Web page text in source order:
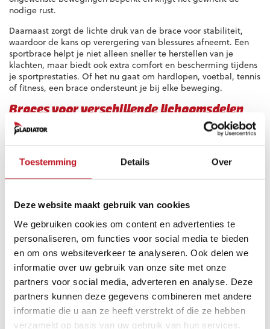
Toestemming Details Over
Deze website maakt gebruik van cookies
We gebruiken cookies om content en advertenties te
personaliseren, om functies voor social media te bieden
en om ons websiteverkeer te analyseren. Ook delen we
informatie over uw gebruik van onze site met onze
partners voor social media, adverteren en analyse. Deze
partners kunnen deze gegevens combineren met andere
informatie die u aan ze heeft verstrekt of die ze hebben
verzameld op basis van uw gebruik van hun services.
nodige rust.
Daarnaast zorgt de lichte druk van de brace voor stabiliteit,
waardoor de kans op verergering van blessures afneemt. Een
sportbrace helpt je niet alleen sneller te herstellen van je
klachten, maar biedt ook extra comfort en bescherming tijdens
je sportprestaties. Of het nu gaat om hardlopen, voetbal, tennis
of fitness, een brace ondersteunt je bij elke beweging.
Braces voor verschillende lichaamsdelen
In ons assortiment vind je een uitgebreid aanbod sportbraces
ondersteuning en zijn geschikt voor diverse lichaamsdelen,
Knie
Schouder
Duim
Wat je ook nodig hebt, wij hebben altijd de juiste sportbrace
die aansluit bij jouw specifieke klacht en sportbehoeften!
Hoe kies ik de juiste brace?